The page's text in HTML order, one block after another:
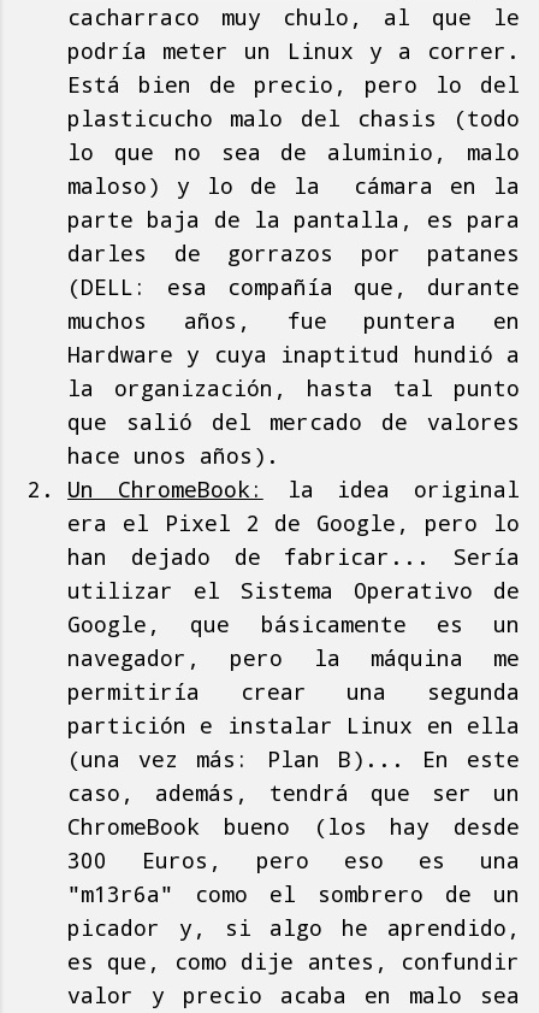
cacharraco muy chulo, al que le
podría meter un Linux y a correr.
Está bien de precio, pero lo del
plasticucho malo del chasis (todo
lo que no sea de aluminio, malo
maloso) y lo de la cámara en la
parte baja de la pantalla, es para
darles de gorrazos por patanes
(DELL: esa compañía que, durante
muchos años, fue puntera en
Hardware y cuya inaptitud hundió a
la organización, hasta tal punto
que salió del mercado de valores
hace unos años).
Un ChromeBook:
la idea original
era el Pixel 2 de Google, pero lo
han dejado de fabricar... Sería
utilizar el Sistema Operativo de
Google, que básicamente es un
navegador, pero la máquina me
permitiría crear una segunda
partición e instalar Linux en ella
(una vez más: Plan B)... En este
caso, además, tendrá que ser un
ChromeBook bueno (los hay desde
300 Euros, pero eso es una
"m13r6a" como el sombrero de un
picador y, si algo he aprendido,
es que, como dije antes, confundir
valor y precio acaba en malo sea